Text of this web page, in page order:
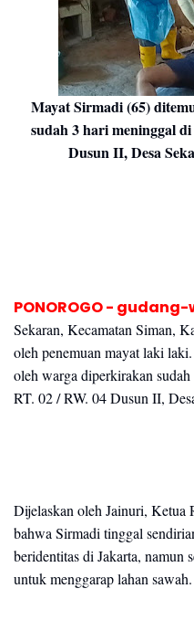
Mayat Sirmadi (65)
sudah 3 hari meninggal
Dusun II, Desa
PONOROGO -
Sekaran, Kecamatan Siman,
oleh penemuan mayat laki
oleh warga diperkirakan
RT. 02 / RW. 04 Dusun II,
Dijelaskan oleh Jainuri, Ketua
bahwa Sirmadi tinggal
beridentitas di Jakarta, namun
untuk menggarap lahan sawah.